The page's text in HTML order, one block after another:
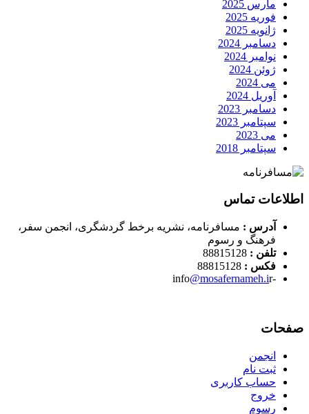
مارس 2025
فوریه 2025
ژانویه 2025
دسامبر 2024
نوامبر 2024
ژوئن 2024
می 2024
آوریل 2024
دسامبر 2023
سپتامبر 2023
می 2023
سپتامبر 2018
اطلاعات تماس
آدرس : مسافرنامه، نشریه برخط گردشگری، انجمن سفر،
فرهنگ و رسوم
تلفن :
فکس :
-info
@mosafernameh.ir
صفحات
انجمن
ثبت نام
حساب کاربری
خروج
رسوم